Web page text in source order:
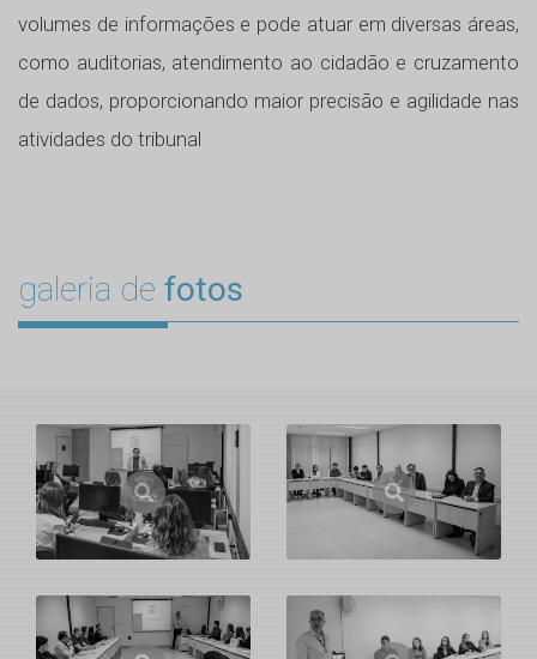
volumes de informações e pode atuar em diversas áreas,
como auditorias, atendimento ao cidadão e cruzamento
de dados, proporcionando maior precisão e agilidade nas
atividades do tribunal
galeria de fotos